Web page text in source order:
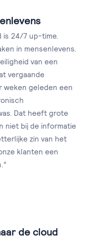
is 24/7 up-time.
in mensenlevens.
van een
vergaande
weken geleden een
Dat heeft grote
niet bij de informatie
zin van het
klanten een
de cloud